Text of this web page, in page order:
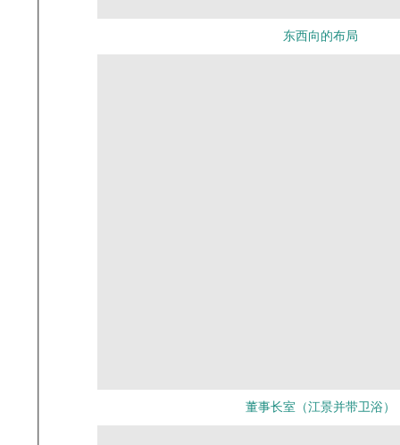
东西向的布局
董事长室（江景并带卫浴）